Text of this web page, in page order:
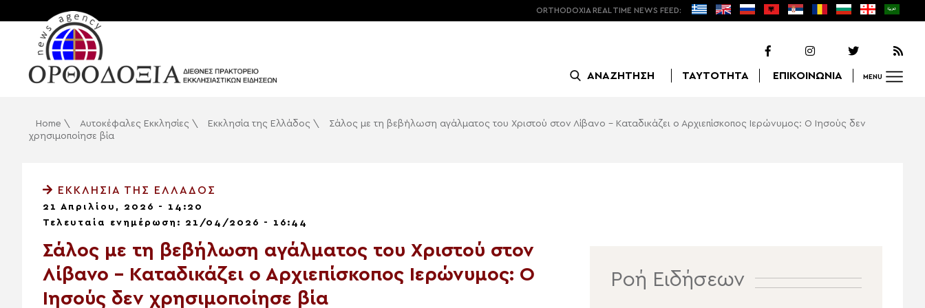
ORTHODOXIA REAL TIME NEWS FEED:
ΑΝΑΖΗΤΗΣΗ ΤΑΥΤΟΤΗΤΑ ΕΠΙΚΟΙΝΩΝΙΑ MENU
Αναζήτηση
Home \ Αυτοκέφαλες Εκκλησίες \ Εκκλησία της Ελλάδος \
Σάλος με τη βεβήλωση αγάλματος του Χριστού στον Λίβανο – Καταδικάζει ο Αρχιεπίσκοπος Ιερώνυμος: Ο Ιησούς δεν
χρησιμοποίησε βία
ΕΚΚΛΗΣΊΑ ΤΗΣ ΕΛΛΆΔΟΣ
21 Απριλίου, 2026 - 14:20
Τελευταία ενημέρωση: 21/04/2026 - 16:44
Σάλος με τη βεβήλωση αγάλματος του Χριστού στον
Λίβανο – Καταδικάζει ο Αρχιεπίσκοπος Ιερώνυμος: Ο
Ιησούς δεν χρησιμοποίησε βία
Ροή Ειδήσεων